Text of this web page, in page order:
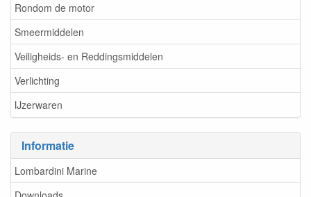
Rondom de motor
Smeermiddelen
Veiligheids- en Reddingsmiddelen
Verlichting
IJzerwaren
Informatie
Lombardini Marine